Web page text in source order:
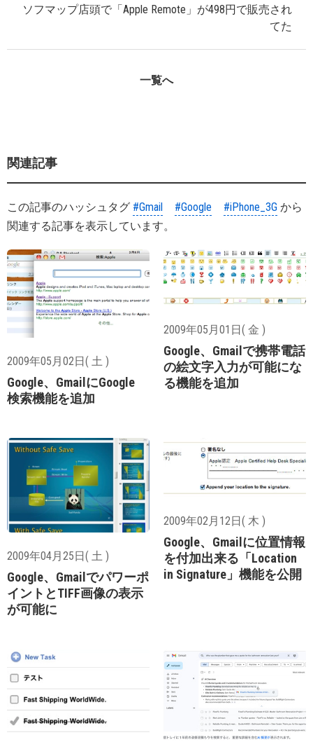
ソフマップ店頭で「Apple Remote」が498円で販売され
てた
一覧へ
関連記事
この記事のハッシュタグ #Gmail #Google #iPhone_3G から
関連する記事を表示しています。
2009年05月02日( 土 )
Google、GmailにGoogle
検索機能を追加
2009年05月01日( 金 )
Google、Gmailで携帯電話
の絵文字入力が可能にな
る機能を追加
2009年04月25日( 土 )
Google、Gmailでパワーポ
イントとTIFF画像の表示
が可能に
2009年02月12日( 木 )
Google、Gmailに位置情報
を付加出来る「Location
in Signature」機能を公開